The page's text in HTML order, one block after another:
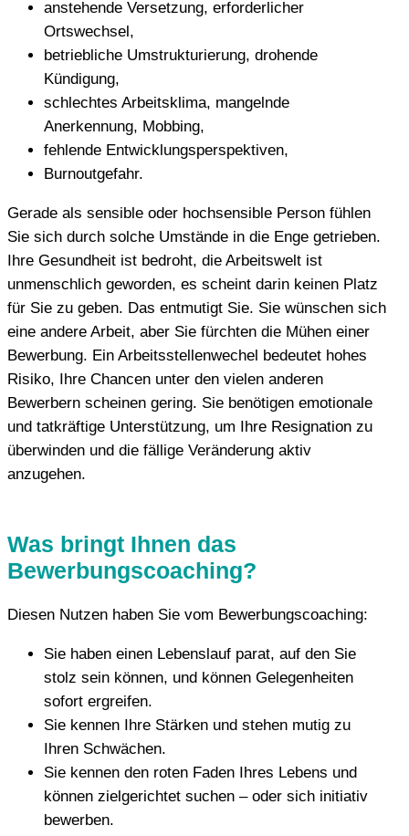
anstehende Versetzung, erforderlicher
Ortswechsel,
betriebliche Umstrukturierung, drohende
Kündigung,
schlechtes Arbeitsklima, mangelnde
Anerkennung, Mobbing,
fehlende Entwicklungsperspektiven,
Burnoutgefahr.
Gerade als sensible oder hochsensible Person fühlen
Sie sich durch solche Umstände in die Enge getrieben.
Ihre Gesundheit ist bedroht, die Arbeitswelt ist
unmenschlich geworden, es scheint darin keinen Platz
für Sie zu geben. Das entmutigt Sie. Sie wünschen sich
eine andere Arbeit, aber Sie fürchten die Mühen einer
Bewerbung. Ein Arbeitsstellenwechel bedeutet hohes
Risiko, Ihre Chancen unter den vielen anderen
Bewerbern scheinen gering. Sie benötigen emotionale
und tatkräftige Unterstützung, um Ihre Resignation zu
überwinden und die fällige Veränderung aktiv
anzugehen.
Was bringt Ihnen das
Bewerbungscoaching?
Diesen Nutzen haben Sie vom Bewerbungscoaching:
Sie haben einen Lebenslauf parat, auf den Sie
stolz sein können, und können Gelegenheiten
sofort ergreifen.
Sie kennen Ihre Stärken und stehen mutig zu
Ihren Schwächen.
Sie kennen den roten Faden Ihres Lebens und
können zielgerichtet suchen – oder sich initiativ
bewerben.